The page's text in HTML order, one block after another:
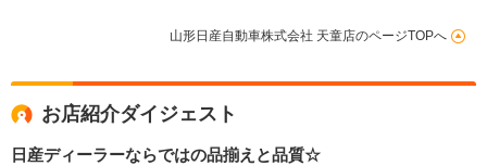
山形日産自動車株式会社 天童店のページTOPへ
お店紹介ダイジェスト
日産ディーラーならではの品揃えと品質☆